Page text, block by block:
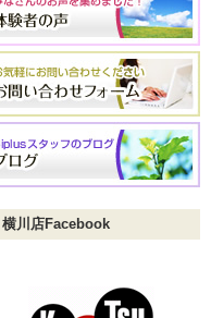
横川店Facebook